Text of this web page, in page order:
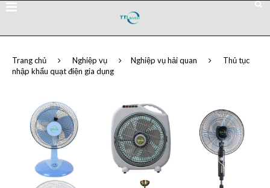
Trang chủ Nghiệp vụ Nghiệp vụ hải quan
Thủ tục
nhập khẩu quạt điện gia dụng